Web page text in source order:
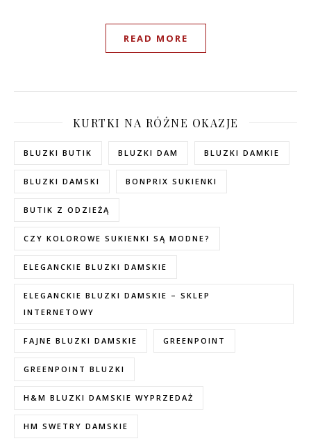
READ MORE
KURTKI NA RÓŻNE OKAZJE
BLUZKI BUTIK BLUZKI DAM BLUZKI DAMKIE
BLUZKI DAMSKI BONPRIX SUKIENKI
BUTIK Z ODZIEŻĄ
CZY KOLOROWE SUKIENKI SĄ MODNE?
ELEGANCKIE BLUZKI DAMSKIE
ELEGANCKIE BLUZKI DAMSKIE – SKLEP
INTERNETOWY
FAJNE BLUZKI DAMSKIE GREENPOINT
GREENPOINT BLUZKI
H&M BLUZKI DAMSKIE WYPRZEDAŻ
HM SWETRY DAMSKIE